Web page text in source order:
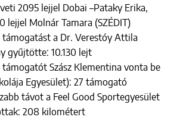
2095 lejjel Dobai –Pataky Erika,
lejjel Molnár Tamara (SZÉDIT)
a Dr. Verestóy Attila
gyűjtötte: 10.130 lejt
Szász Klementina vonta be
Egyesület): 27 támogató
távot a Feel Good Sportegyesület
208 kilométert